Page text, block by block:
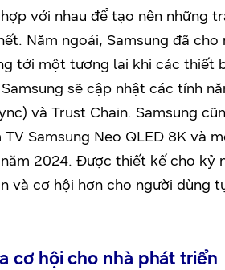
với nhau để tạo nên những
Năm ngoái, Samsung đã cho
tới một tương lai khi các thiết
sẽ cập nhật các tính
và Trust Chain. Samsung
Samsung Neo QLED 8K và
2024. Được thiết kế cho kỷ
và cơ hội hơn cho người dùng
cơ hội cho nhà phát triển